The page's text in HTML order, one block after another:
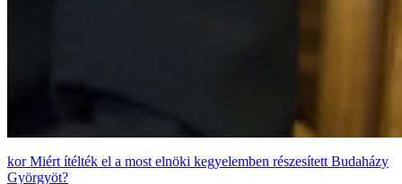
Miért ítélték el a most elnöki kegyelemben részesített Budaházy
Györgyöt?